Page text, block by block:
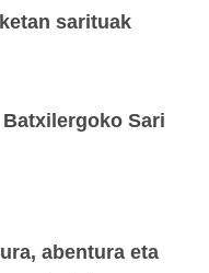
sarituak
Sari
abentura eta